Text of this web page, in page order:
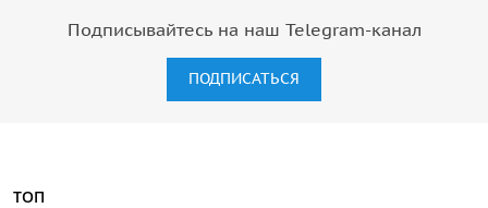
Подписывайтесь на наш Telegram-канал
ПОДПИСАТЬСЯ
ТОП